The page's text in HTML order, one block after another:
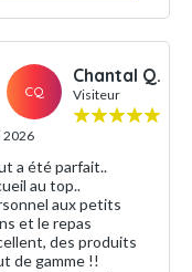
CQ
Chantal Q.
Visiteur
2026
a été parfait..
au top..
aux petits
et le repas
des produits
de gamme !!